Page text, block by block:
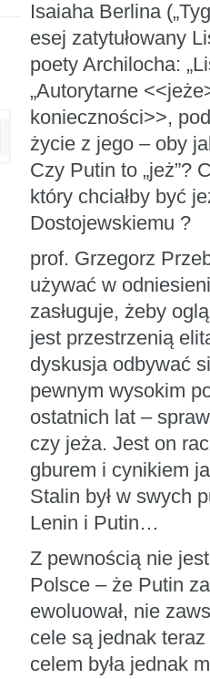
Isaiaha Berlina
esej zatytułowany
poety Archilocha:
„Autorytarne
konieczności>>,
życie z jego – oby
Czy Putin to „jeż”?
który chciałby być
Dostojewskiemu ?
prof. Grzegorz
używać w
zasługuje, żeby
jest przestrzenią
dyskusja odbywać
pewnym wysokim
ostatnich lat –
czy jeża. Jest on
gburem i cynikiem
Stalin był w swych
Lenin i Putin…
Z pewnością nie
Polsce – że Putin
ewoluował, nie
cele są jednak
celem była jednak